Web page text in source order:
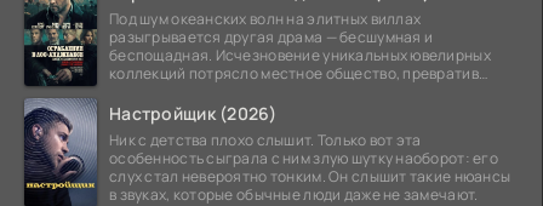
Под шум океанских волн на элитных виллах
разыгрывается другая драма — бесшумная и
беспощадная. Исчезновение уникальных ювелирных
коллекций потрясло местное общество, превратив
Настройщик (2026)
Ник с детства плохо слышит. Только вот эта
особенность сыграла с ним злую шутку наоборот: его
слух стал невероятно тонким. Он слышит такие нюансы
в звуках, которые обычные люди даже не замечают.